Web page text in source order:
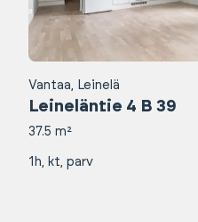
Vantaa, Leinelä
Leineläntie 4 B 39
37.5 m²
1h, kt, parv